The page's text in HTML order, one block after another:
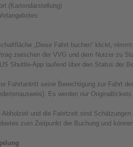
(Kartendarstellung)
„Diese Fahrt buchen“ klickt,
zwischen der VVG und dem Nutzer zu
Shuttle-App laufend über den Status der
seine Berechtigung zur Fahrt
Es werden nur
und die Fahrtzeit sind
zum Zeitpunkt der Buchung und